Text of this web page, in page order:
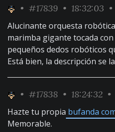
• #17839 • 18:32:03 •
Alucinante orquesta
marimba gigante tocada
pequeños dedos robóticos
Está bien, la descripción se
• #17838 • 18:24:32 •
Hazte tu propia bufanda
Memorable.